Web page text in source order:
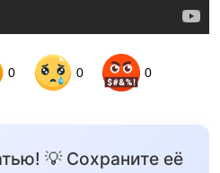
0 0 0
💡 Сохраните её